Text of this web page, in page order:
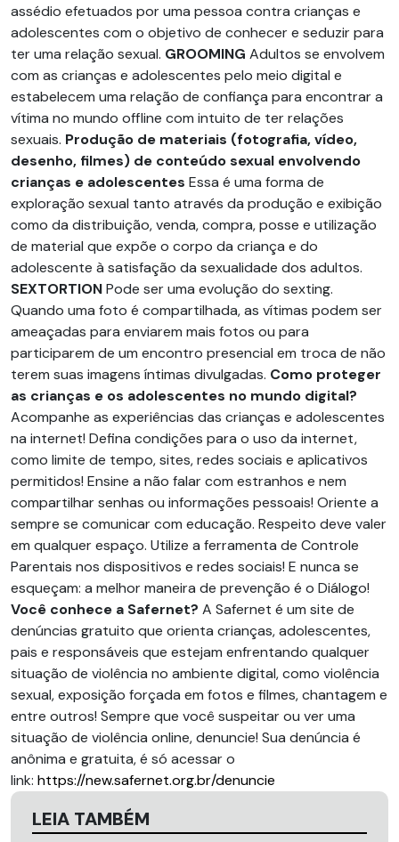
assédio efetuados por uma pessoa contra crianças e
adolescentes com o objetivo de conhecer e seduzir para
ter uma relação sexual. GROOMING Adultos se envolvem
com as crianças e adolescentes pelo meio digital e
estabelecem uma relação de confiança para encontrar a
vítima no mundo offline com intuito de ter relações
sexuais. Produção de materiais (fotografia, vídeo,
desenho, filmes) de conteúdo sexual envolvendo
crianças e adolescentes Essa é uma forma de
exploração sexual tanto através da produção e exibição
como da distribuição, venda, compra, posse e utilização
de material que expõe o corpo da criança e do
adolescente à satisfação da sexualidade dos adultos.
SEXTORTIONPode ser uma evolução do sexting.
Quando uma foto é compartilhada, as vítimas podem ser
ameaçadas para enviarem mais fotos ou para
participarem de um encontro presencial em troca de não
terem suas imagens íntimas divulgadas. Como proteger
as crianças e os adolescentes no mundo digital?
Acompanhe as experiências das crianças e adolescentes
na internet! Defina condições para o uso da internet,
como limite de tempo, sites, redes sociais e aplicativos
permitidos! Ensine a não falar com estranhos e nem
compartilhar senhas ou informações pessoais! Oriente a
sempre se comunicar com educação. Respeito deve valer
em qualquer espaço. Utilize a ferramenta de Controle
Parentais nos dispositivos e redes sociais! E nunca se
esqueçam: a melhor maneira de prevenção é o Diálogo!
Você conhece a Safernet? A Safernet é um site de
denúncias gratuito que orienta crianças, adolescentes,
pais e responsáveis que estejam enfrentando qualquer
situação de violência no ambiente digital, como violência
sexual, exposição forçada em fotos e filmes, chantagem e
entre outros! Sempre que você suspeitar ou ver uma
situação de violência online, denuncie! Sua denúncia é
anônima e gratuita, é só acessar o
link: https://new.safernet.org.br/denuncie
LEIA TAMBÉM